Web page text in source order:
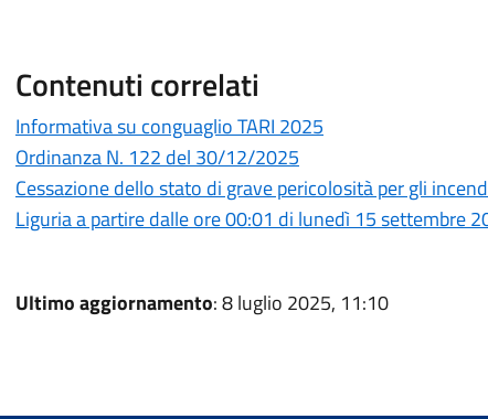
Contenuti correlati
Informativa su conguaglio TARI 2025
Ordinanza N. 122 del 30/12/2025
Cessazione dello stato di grave pericolosità per gli
Liguria a partire dalle ore 00:01 di lunedì 15 settembre
Ultimo aggiornamento: 8 luglio 2025, 11:10